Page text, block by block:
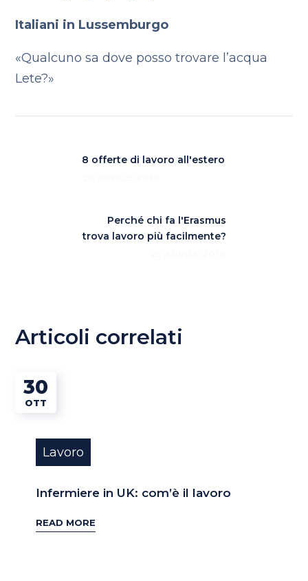
Italiani in Lussemburgo
«Qualcuno sa dove posso trovare l’acqua
Lete?»
8 offerte di lavoro all'estero
Perché chi fa l'Erasmus
trova lavoro più facilmente?
Articoli correlati
30
OTT
Lavoro
Infermiere in UK: com’è il lavoro
READ MORE